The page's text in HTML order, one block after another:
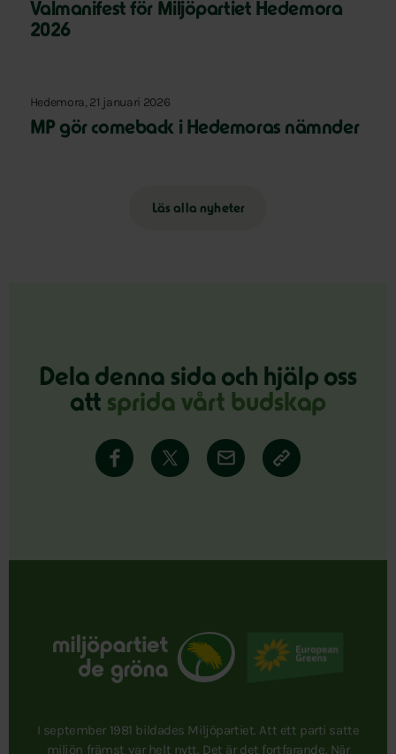
Valmanifest för Miljöpartiet Hedemora
2026
Hedemora, 21 januari 2026
MP gör comeback i Hedemoras nämnder
Läs alla nyheter
Dela denna sida och hjälp oss
att sprida vårt budskap
I september 1981 bildades Miljöpartiet. Att ett parti satte
miljön främst var helt nytt. Det är det fortfarande. När